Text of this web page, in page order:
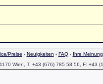
Preise - Neuigkeiten - FAQ- Ihre Meinung
Wien, T: +43 (676) 785 58 56, F: +43